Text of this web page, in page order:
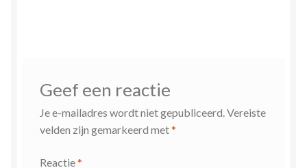
Geef een reactie
Je e-mailadres wordt niet gepubliceerd.Vereiste
velden zijn gemarkeerd met*
Reactie*